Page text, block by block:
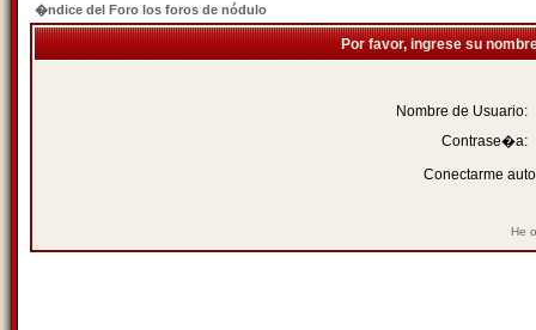
�ndice del Foro los foros de nódulo
Por favor, ingrese su
Nombre de Usuario:
Contrase�a:
Conectarme
He